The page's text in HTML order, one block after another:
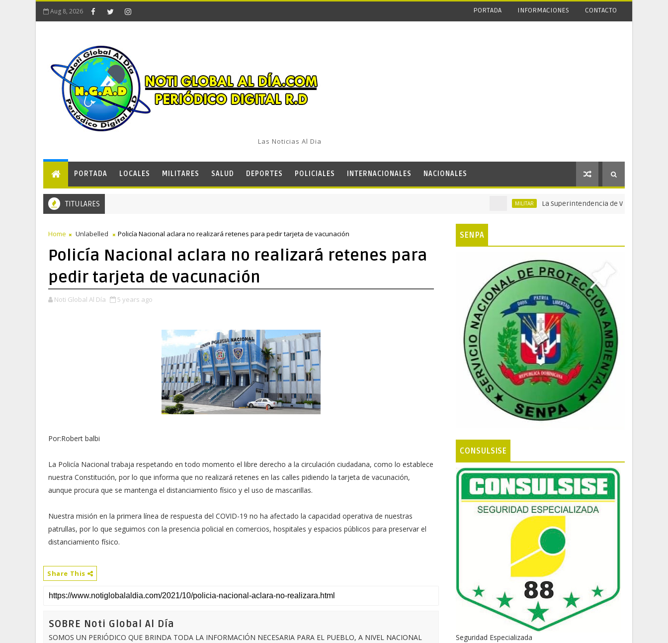
Aug 8, 2026 PORTADA INFORMACIONES CONTACTO
Las Noticias Al Dia
PORTADA LOCALES MILITARES SALUD DEPORTES POLICIALES INTERNACIONALES NACIONALES
TITULARES La Superintendencia de Vigilancia y Seguridad
Home Unlabelled Policía Nacional aclara no realizará retenes para pedir tarjeta de vacunación
Policía Nacional aclara no realizará retenes para
pedir tarjeta de vacunación
Noti Global Al Día 5 years ago
Por:Robert balbi
La Policía Nacional trabaja respetando en todo momento el libre derecho a la circulación ciudadana, como lo establece
nuestra Constitución, por lo que informa que no realizará retenes en las calles pidiendo la tarjeta de vacunación,
aunque procura que se mantenga el distanciamiento físico y el uso de mascarillas.
Nuestra misión en la primera línea de respuesta del COVID-19 no ha afectado la capacidad operativa de nuestras
patrullas, por lo que seguimos con la presencia policial en comercios, hospitales y espacios públicos para preservar el
distanciamiento físico.
Share This
SOBRE Noti Global Al Día
SOMOS UN PERIÓDICO QUE BRINDA TODA LA INFORMACIÓN NECESARIA PARA EL PUEBLO, A NIVEL NACIONAL
SENPA
CONSULSISE
Seguridad Especializada